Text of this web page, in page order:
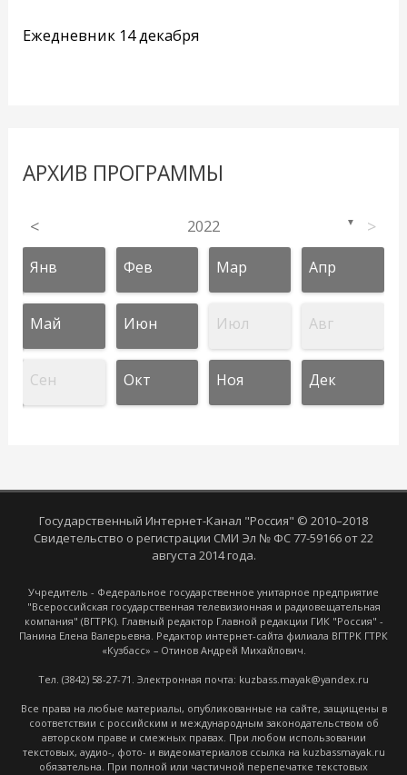
Ежедневник 14 декабря
АРХИВ ПРОГРАММЫ
< 2022 ▼ >
Янв Фев Мар Апр
Май Июн Июл Авг
Сен Окт Ноя Дек
Государственный Интернет-Канал "Россия" © 2010–2018
Свидетельство о регистрации СМИ Эл № ФС 77-59166 от 22
августа 2014 года.
Учредитель - Федеральное государственное унитарное предприятие
"Всероссийская государственная телевизионная и радиовещательная
компания" (ВГТРК). Главный редактор Главной редакции ГИК "Россия" -
Панина Елена Валерьевна. Редактор интернет-сайта филиала ВГТРК ГТРК
«Кузбасс» – Отинов Андрей Михайлович.
Тел. (3842) 58-27-71. Электронная почта: kuzbass.mayak@yandex.ru
Все права на любые материалы, опубликованные на сайте, защищены в
соответствии с российским и международным законодательством об
авторском праве и смежных правах. При любом использовании
текстовых, аудио-, фото- и видеоматериалов ссылка на kuzbassmayak.ru
обязательна. При полной или частичной перепечатке текстовых